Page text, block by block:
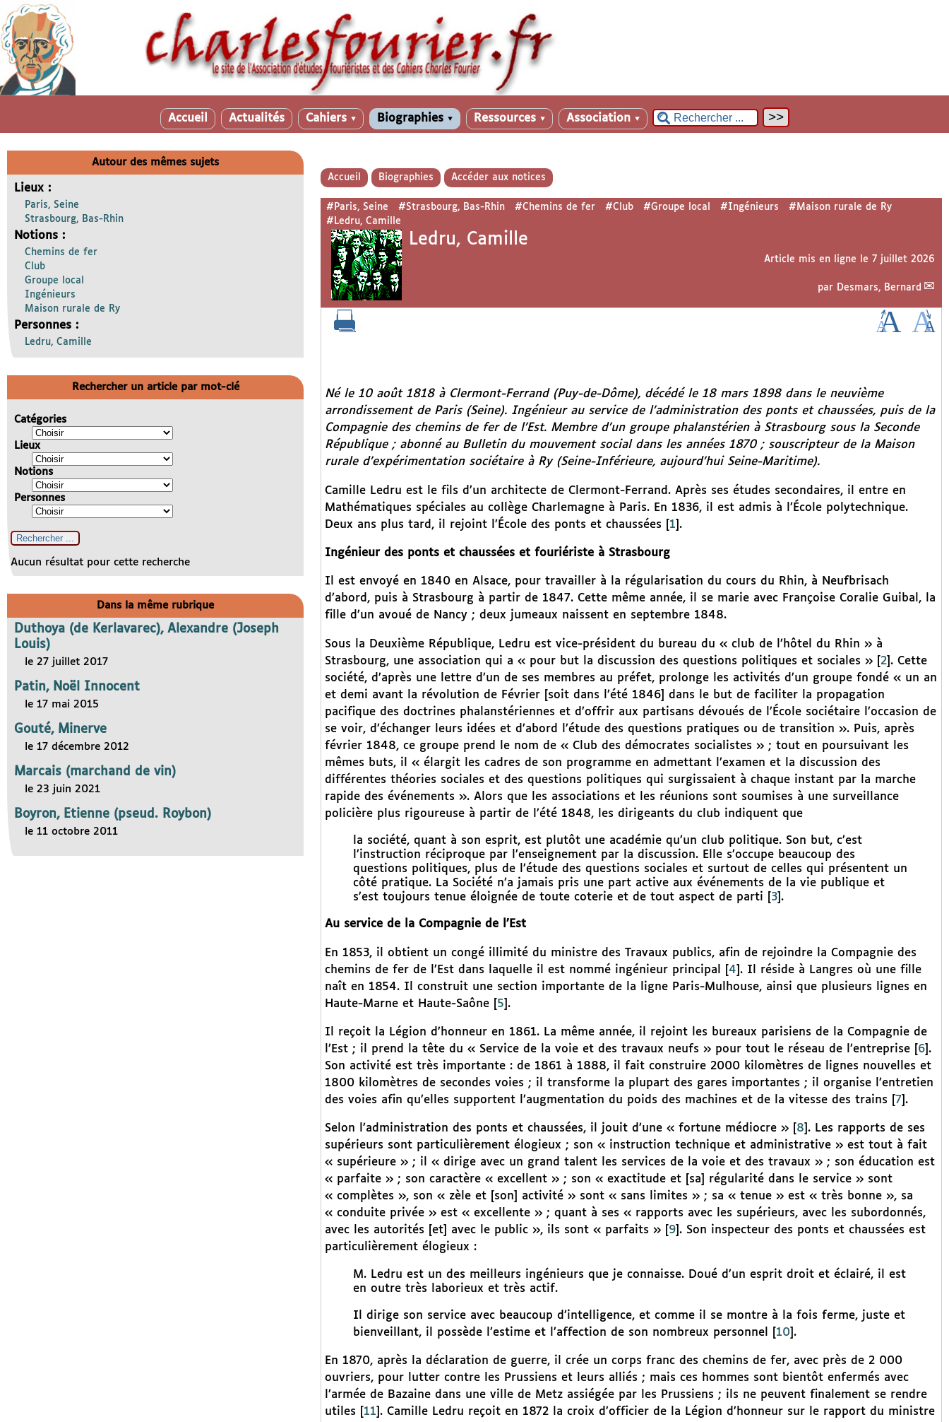
Accueil Actualités Cahiers ▼ Biographies ▼ Ressources ▼ Association ▼
Accueil Biographies Accéder aux notices
#Paris, Seine #Strasbourg, Bas-Rhin #Chemins de fer #Club #Groupe local #Ingénieurs
#Maison rurale de Ry
#Ledru, Camille
Ledru, Camille
Article mis en ligne le 7 juillet 2026
par Desmars, Bernard
Né le 10 août 1818 à Clermont-Ferrand (Puy-de-Dôme), décédé le 18 mars 1898 dans le neuvième
arrondissement de Paris (Seine). Ingénieur au service de l’administration des ponts et chaussées, puis de la
Compagnie des chemins de fer de l’Est. Membre d’un groupe phalanstérien à Strasbourg sous la Seconde
République ; abonné au Bulletin du mouvement social dans les années 1870 ; souscripteur de la Maison
rurale d’expérimentation sociétaire à Ry (Seine-Inférieure, aujourd’hui Seine-Maritime).
Camille Ledru est le fils d’un architecte de Clermont-Ferrand. Après ses études secondaires, il entre en
Mathématiques spéciales au collège Charlemagne à Paris. En 1836, il est admis à l’École polytechnique.
Deux ans plus tard, il rejoint l’École des ponts et chaussées
1 .
Ingénieur des ponts et chaussées et fouriériste à Strasbourg
Il est envoyé en 1840 en Alsace, pour travailler à la régularisation du cours du Rhin, à Neufbrisach
d’abord, puis à Strasbourg à partir de 1847. Cette même année, il se marie avec Françoise Coralie Guibal, la
fille d’un avoué de Nancy ; deux jumeaux naissent en septembre 1848.
Sous la Deuxième République, Ledru est vice-président du bureau du « club de l’hôtel du Rhin » à
Strasbourg, une association qui a « pour but la discussion des questions politiques et sociales »[ 2] . Cette
société, d’après une lettre d’un de ses membres au préfet, prolonge les activités d’un groupe fondé « un an
et demi avant la révolution de Février [soit dans l’été 1846] dans le but de faciliter la propagation
pacifique des doctrines phalanstériennes et d’offrir aux partisans dévoués de l’École sociétaire l’occasion de
se voir, d’échanger leurs idées et d’abord l’étude des questions pratiques ou de transition ». Puis, après
février 1848, ce groupe prend le nom de « Club des démocrates socialistes » ; tout en poursuivant les
mêmes buts, il « élargit les cadres de son programme en admettant l’examen et la discussion des
différentes théories sociales et des questions politiques qui surgissaient à chaque instant par la marche
rapide des événements ». Alors que les associations et les réunions sont soumises à une surveillance
policière plus rigoureuse à partir de l’été 1848, les dirigeants du club indiquent que
la société, quant à son esprit, est plutôt une académie qu’un club politique. Son but, c’est
l’instruction réciproque par l’enseignement par la discussion. Elle s’occupe beaucoup des
questions politiques, plus de l’étude des questions sociales et surtout de celles qui présentent un
côté pratique. La Société n’a jamais pris une part active aux événements de la vie publique et
s’est toujours tenue éloignée de toute coterie et de tout aspect de parti
3] .
Au service de la Compagnie de l’Est
En 1853, il obtient un congé illimité du ministre des Travaux publics, afin de rejoindre la Compagnie des
chemins de fer de l’Est dans laquelle il est nommé ingénieur principal
4 . Il réside à Langres où une fille
naît en 1854. Il construit une section importante de la ligne Paris-Mulhouse, ainsi que plusieurs lignes en
Haute-Marne et Haute-Saône[ 5 .
Il reçoit la Légion d’honneur en 1861. La même année, il rejoint les bureaux parisiens de la Compagnie de
l’Est ; il prend la tête du « Service de la voie et des travaux neufs » pour tout le réseau de l’entreprise[ 6] .
Son activité est très importante : de 1861 à 1888, il fait construire 2000 kilomètres de lignes nouvelles et
1800 kilomètres de secondes voies ; il transforme la plupart des gares importantes ; il organise l’entretien
des voies afin qu’elles supportent l’augmentation du poids des machines et de la vitesse des trains
7 .
Selon l’administration des ponts et chaussées, il jouit d’une « fortune médiocre »[ 8 . Les rapports de ses
supérieurs sont particulièrement élogieux ; son « instruction technique et administrative » est tout à fait
« supérieure » ; il « dirige avec un grand talent les services de la voie et des travaux » ; son éducation est
« parfaite » ; son caractère « excellent » ; son « exactitude et [sa] régularité dans le service » sont
« complètes », son « zèle et [son] activité » sont « sans limites » ; sa « tenue » est « très bonne », sa
« conduite privée » est « excellente » ; quant à ses « rapports avec les supérieurs, avec les subordonnés,
avec les autorités [et] avec le public », ils sont « parfaits »[ 9] . Son inspecteur des ponts et chaussées est
particulièrement élogieux :
M. Ledru est un des meilleurs ingénieurs que je connaisse. Doué d’un esprit droit et éclairé, il est
en outre très laborieux et très actif.
Il dirige son service avec beaucoup d’intelligence, et comme il se montre à la fois ferme, juste et
bienveillant, il possède l’estime et l’affection de son nombreux personnel
10 .
En 1870, après la déclaration de guerre, il crée un corps franc des chemins de fer, avec près de 2 000
ouvriers, pour lutter contre les Prussiens et leurs alliés ; mais ces hommes sont bientôt enfermés avec
l’armée de Bazaine dans une ville de Metz assiégée par les Prussiens ; ils ne peuvent finalement se rendre
utiles
11 . Camille Ledru reçoit en 1872 la croix d’officier de la Légion d’honneur sur le rapport du ministre
Autour des mêmes sujets
Lieux :
Paris, Seine
Strasbourg, Bas-Rhin
Notions :
Chemins de fer
Club
Groupe local
Ingénieurs
Maison rurale de Ry
Personnes :
Ledru, Camille
Rechercher un article par mot-clé
Catégories
Lieux
Notions
Personnes
Aucun résultat pour cette recherche
Dans la même rubrique
Duthoya (de Kerlavarec), Alexandre (Joseph
Louis)
le 27 juillet 2017
Patin, Noël Innocent
le 17 mai 2015
Gouté, Minerve
le 17 décembre 2012
Marcais (marchand de vin)
le 23 juin 2021
Boyron, Etienne (pseud. Roybon)
le 11 octobre 2011